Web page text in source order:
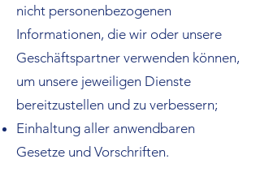
nicht personenbezogenen
Informationen, die wir oder unsere
Geschäftspartner verwenden können,
um unsere jeweiligen Dienste
bereitzustellen und zu verbessern;
Einhaltung aller anwendbaren
Gesetze und Vorschriften.